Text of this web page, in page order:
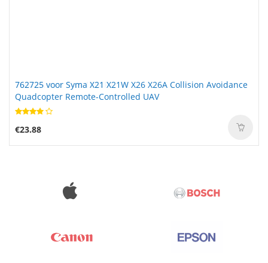
762725 voor Syma X21 X21W X26 X26A Collision Avoidance
Quadcopter Remote-Controlled UAV
€23.88